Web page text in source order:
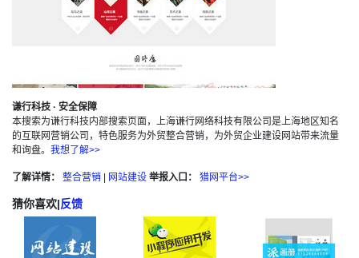
谦行科技 · 安全保障
本搜索为谦行科技内部搜索页面，上海谦行网络科技有限公司是上海地区知名
的互联网营销公司，特色服务为外贸整合营销，为外贸企业建设网站带来流量
和询盘。 我想了解>>
了解详情： 整合营销 网站建设 举报入口： 猎网平台>>
猜你喜欢|反馈